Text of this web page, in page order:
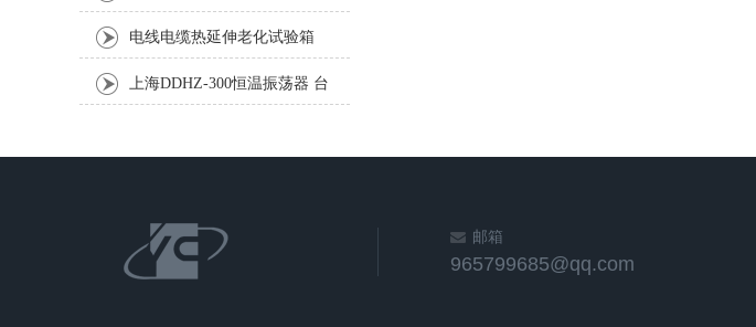
101-4型操作说明书、技术参数
电线电缆热延伸老化试验箱
上海DDHZ-300恒温振荡器 台
邮箱
965799685@qq.com